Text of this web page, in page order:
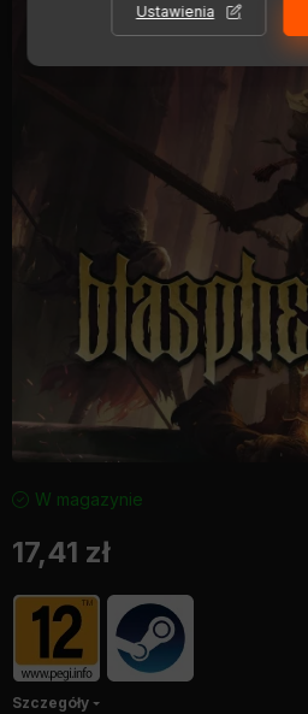
W magazynie
17,41 zł
Szczegóły
Ustawienia